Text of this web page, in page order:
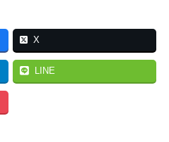
X
LINE